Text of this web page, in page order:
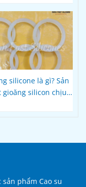
silicone là gì? Sản
gioăng silicon chịu
phẩm Cao su